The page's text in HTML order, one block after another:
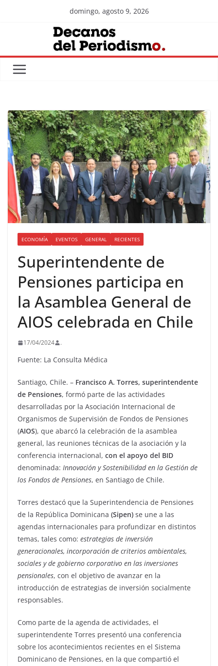
domingo, agosto 9, 2026
ECONOMÍA EVENTOS GENERAL RECIENTES
Superintendente de
Pensiones participa en
la Asamblea General de
AIOS celebrada en Chile
17/04/2024 .
Fuente: La Consulta Médica
Santiago, Chile. – Francisco A. Torres, superintendente
de Pensiones, formó parte de las actividades
desarrolladas por la Asociación Internacional de
Organismos de Supervisión de Fondos de Pensiones
(AIOS), que abarcó la celebración de la asamblea
general, las reuniones técnicas de la asociación y la
conferencia internacional, con el apoyo del BID
denominada: Innovación y Sostenibilidad en la Gestión de
los Fondos de Pensiones, en Santiago de Chile.
Torres destacó que la Superintendencia de Pensiones
de la República Dominicana (Sipen) se une a las
agendas internacionales para profundizar en distintos
temas, tales como: estrategias de inversión
generacionales, incorporación de criterios ambientales,
sociales y de gobierno corporativo en las inversiones
pensionales, con el objetivo de avanzar en la
introducción de estrategias de inversión socialmente
responsables.
Como parte de la agenda de actividades, el
superintendente Torres presentó una conferencia
sobre los acontecimientos recientes en el Sistema
Dominicano de Pensiones, en la que compartió el